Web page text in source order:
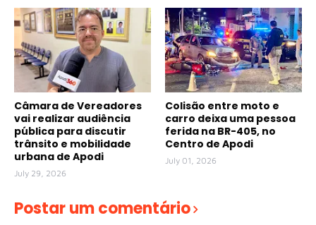
Câmara de Vereadores
vai realizar audiência
pública para discutir
trânsito e mobilidade
urbana de Apodi
July 29, 2026
Colisão entre moto e
carro deixa uma pessoa
ferida na BR-405, no
Centro de Apodi
July 01, 2026
Postar um comentário